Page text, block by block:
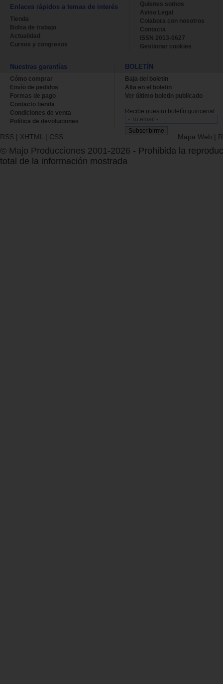
Enlaces rápidos a temas de interés
Tienda
Bolsa de trabajo
Actualidad
Cursos y congresos
Quienes somos
Aviso Legal
Colabora con nosotros
Contacta
ISSN 2013-0627
Gestionar cookies
Nuestras garantías
Cómo comprar
Envío de pedidos
Formas de pago
Contacto tienda
Condiciones de venta
Política de devoluciones
BOLETÍN
Baja del boletin
Alta en el boletin
Ver último boletin publicado
Recibe nuestro boletín quincenal.
RSS | XHTML | CSS Mapa Web |
© Majo Producciones 2001-2026 - Prohibida la
total de la información mostrada